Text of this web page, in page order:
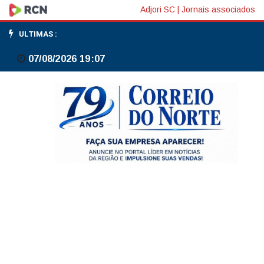
Brasil
completa
1
Adjori SC Jornais associados
ULTIMAS :
07/08/2026 19:07